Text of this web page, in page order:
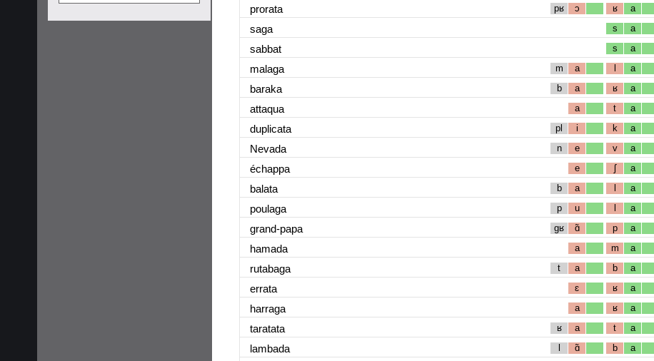
prorata pʁ ɔ ʁ a
saga s a
sabbat s a
malaga m a l a
baraka b a ʁ a
attaqua a t a
duplicata pl i k a
Nevada n e v a
échappa e ʃ a
balata b a l a
poulaga p u l a
grand-papa gʁ ɑ̃ p a
hamada a m a
rutabaga t a b a
errata ɛ ʁ a
harraga a ʁ a
taratata ʁ a t a
lambada l ɑ̃ b a